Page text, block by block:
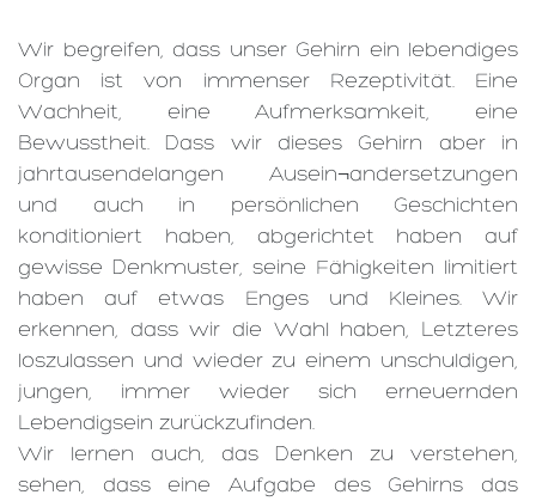
Wir begreifen, dass unser Gehirn ein lebendiges
Organ ist von immenser Rezeptivität. Eine
Wachheit, eine Aufmerksamkeit, eine
Bewusstheit. Dass wir dieses Gehirn aber in
jahrtausendelangen Ausein¬andersetzungen
und auch in persönlichen Geschichten
konditioniert haben, abgerichtet haben auf
gewisse Denkmuster, seine Fähigkeiten limitiert
haben auf etwas Enges und Kleines. Wir
erkennen, dass wir die Wahl haben, Letzteres
loszulassen und wieder zu einem unschuldigen,
jungen, immer wieder sich erneuernden
Lebendigsein zurückzufinden.
Wir lernen auch, das Denken zu verstehen,
sehen, dass eine Aufgabe des Gehirns das